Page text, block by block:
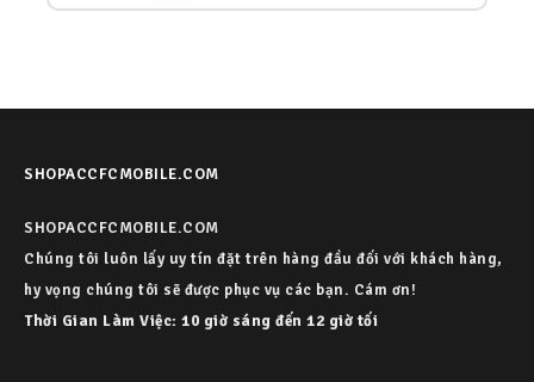
SHOPACCFCMOBILE.COM
SHOPACCFCMOBILE.COM
Chúng tôi luôn lấy uy tín đặt trên hàng đầu đối với khách hàng,
hy vọng chúng tôi sẽ được phục vụ các bạn. Cám ơn!
Thời Gian Làm Việc: 10 giờ sáng đến 12 giờ tối